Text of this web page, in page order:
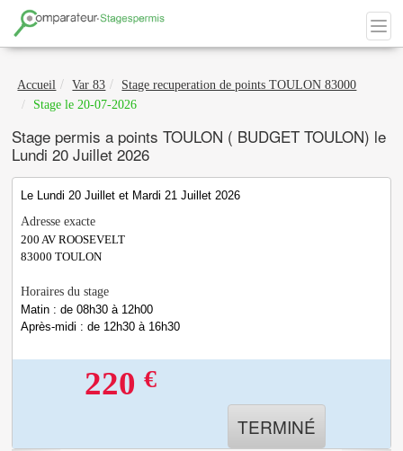
Accueil Var 83
Stage recuperation de points TOULON 83000
Stage le 20-07-2026
Stage permis a points TOULON ( BUDGET TOULON) le
Lundi 20 Juillet 2026
Le Lundi 20 Juillet et Mardi 21 Juillet 2026
Adresse exacte
200 AV ROOSEVELT
83000 TOULON
Horaires du stage
Matin : de 08h30 à 12h00
Après-midi : de 12h30 à 16h30
220 €
TERMINÉ